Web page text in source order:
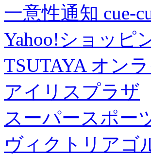
一意性通知 cue-
Yahoo!ショッピ
TSUTAYA オン
アイリスプラザ
スーパースポー
ヴィクトリアゴ